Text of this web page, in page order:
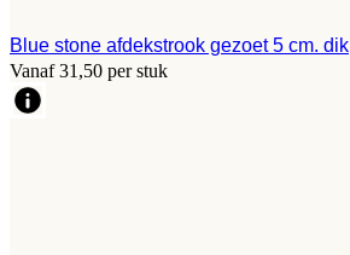
Blue stone afdekstrook gezoet 5 cm. dik
Vanaf 31,50 per stuk